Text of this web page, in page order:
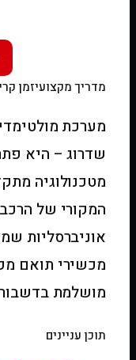
מדריך מקצועיזמן
מערכת
שדרוג – היא
מטכנולוגיה
המקורי של
אוניברסליות
מושלמת
תוכן עניינים